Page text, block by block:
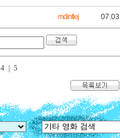
mdintlej
4 | 5